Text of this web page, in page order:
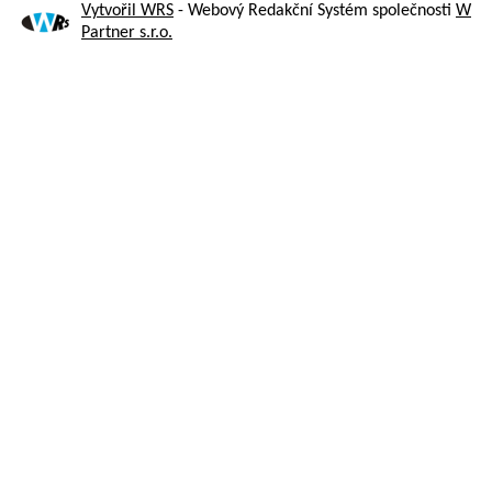
Vytvořil WRS - Webový Redakční Systém společnosti W
Partner s.r.o.